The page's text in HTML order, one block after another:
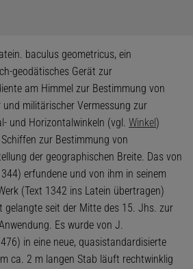
baculus geometricus, ein
geodätisches Gerät zur
am Himmel zur Bestimmung von
und militärischer Vermessung zur
und Horizontalwinkeln (vgl. Winkel)
zur Bestimmung von
der geographischen Breite. Das von
erfundene und von ihm in seinem
(Text 1342 ins Latein übertragen)
gelangte seit der Mitte des 15. Jhs. zur
Es wurde von J.
in eine neue, quasistandardisierte
ca. 2 m langen Stab läuft rechtwinklig